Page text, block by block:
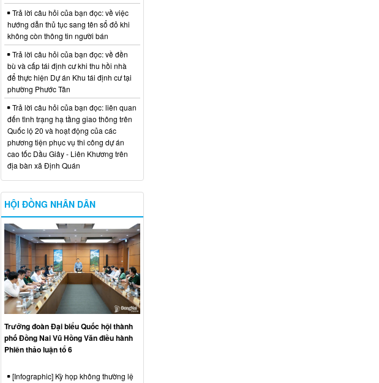
Trả lời câu hỏi của bạn đọc: về việc
hướng dẫn thủ tục sang tên sổ đỏ khi
không còn thông tin người bán
Trả lời câu hỏi của bạn đọc: về đền
bù và cấp tái định cư khi thu hồi nhà
để thực hiện Dự án Khu tái định cư tại
phường Phước Tân
Trả lời câu hỏi của bạn đọc: liên quan
đến tình trạng hạ tầng giao thông trên
Quốc lộ 20 và hoạt động của các
phương tiện phục vụ thi công dự án
cao tốc Dầu Giây - Liên Khương trên
địa bàn xã Định Quán
HỘI ĐỒNG NHÂN DÂN
Trưởng đoàn Đại biểu Quốc hội thành
phố Đồng Nai Vũ Hồng Văn điều hành
Phiên thảo luận tổ 6
[Infographic] Kỳ họp không thường lệ